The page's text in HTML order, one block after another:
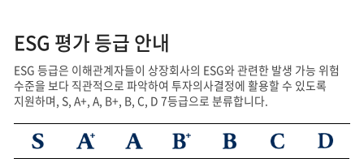
ESG 평가 등급 안내
ESG 등급은 이해관계자들이 상장회사의 ESG와 관련한 발생 가능 위험
수준을 보다 직관적으로 파악하여투자의사결정에 활용할 수 있도록
지원하며, S, A+, A, B+, B, C, D 7등급으로 분류합니다.